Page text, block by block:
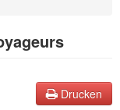
Drucken